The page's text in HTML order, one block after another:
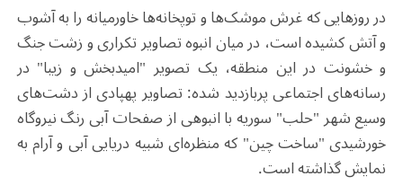
در روزهایی که غرش موشک‌ها و توپخانه‌ها خاورمیانه را به آشوب
و آتش کشیده است، در میان انبوه تصاویر تکراری و زشت جنگ
و خشونت در این منطقه، یک تصویر "امیدبخش و زیبا" در
رسانه‌های اجتماعی پربازدید شده: تصاویر پهپادی از دشت‌های
وسیع شهر "حلب" سوریه با انبوهی از صفحات آبی رنگ نیروگاه
خورشیدی "ساخت چین" که منظره‌ای شبیه دریایی آبی و آرام به
نمایش گذاشته است.